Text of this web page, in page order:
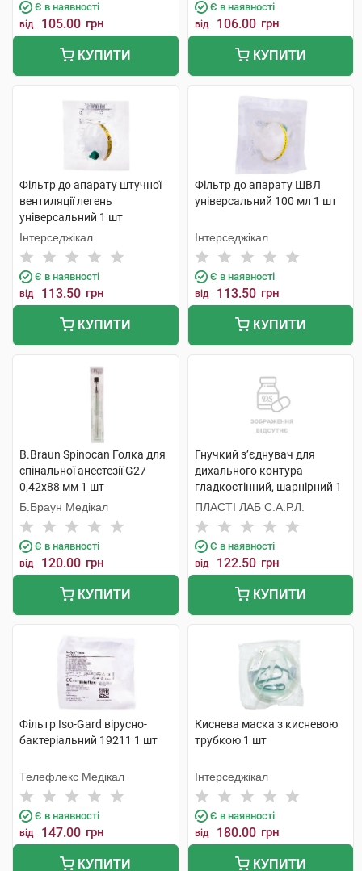
Є в наявності
від 105.00 грн
КУПИТИ
Є в наявності
від 106.00 грн
КУПИТИ
Фільтр до апарату штучної
вентиляції легень
універсальний 1 шт
Інтерседжікал
Є в наявності
від 113.50 грн
КУПИТИ
Фільтр до апарату ШВЛ
універсальний 100 мл 1 шт
Інтерседжікал
Є в наявності
від 113.50 грн
КУПИТИ
B.Braun Spinocan Голка для
спінальної анестезії G27
0,42x88 мм 1 шт
Б.Браун Медікал
Є в наявності
від 120.00 грн
КУПИТИ
Гнучкий з’єднувач для
дихального контура
гладкостінний, шарнірний 1
шт
ПЛАСТІ ЛАБ С.А.Р.Л.
Є в наявності
від 122.50 грн
КУПИТИ
Фільтр Iso-Gard вірусно-
бактеріальний 19211 1 шт
Телефлекс Медікал
Є в наявності
від 147.00 грн
КУПИТИ
Киснева маска з кисневою
трубкою 1 шт
Інтерседжікал
Є в наявності
від 180.00 грн
КУПИТИ